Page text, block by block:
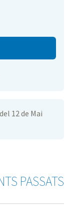
12 de Mai
PASSATS